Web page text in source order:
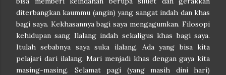
diterbangkan kaummu (angin) yang sangat indah dan khas
bagi saya. Kekhasannya bagi saya mengagumkan. Filosopi
kehidupan sang Ilalang indah sekaligus khas bagi saya.
Itulah sebabnya saya suka ilalang. Ada yang bisa kita
pelajari dari ilalang. Mari menjadi khas dengan gaya kita
masing-masing. Selamat pagi (yang masih dini hari)